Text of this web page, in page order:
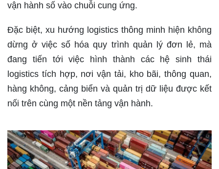
vận hành số vào chuỗi cung ứng.
Đặc biệt, xu hướng logistics thông minh hiện không
dừng ở việc số hóa quy trình quản lý đơn lẻ, mà
đang tiến tới việc hình thành các hệ sinh thái
logistics tích hợp, nơi vận tải, kho bãi, thông quan,
hàng không, cảng biển và quản trị dữ liệu được kết
nối trên cùng một nền tảng vận hành.